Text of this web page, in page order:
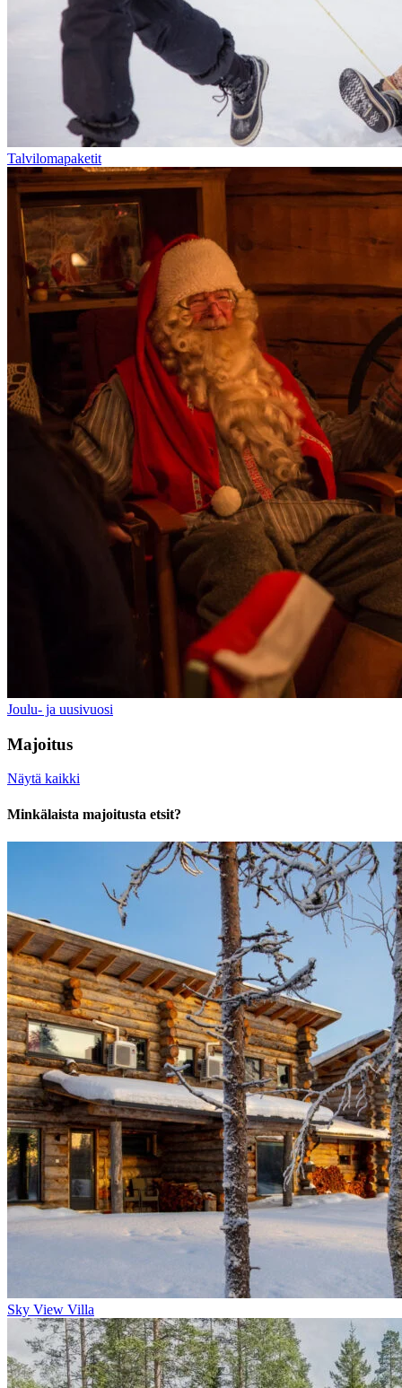
Talvilomapaketit
Joulu- ja uusivuosi
Majoitus
Näytä kaikki
Minkälaista majoitusta etsit?
Sky View Villa